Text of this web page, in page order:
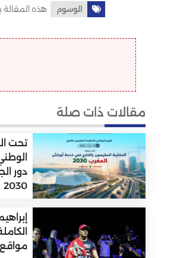
الوسوم هذه
مقالات ذات صلة
تحت
دور
2030